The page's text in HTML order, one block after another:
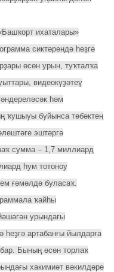
ихаталары»
сиктәрендә һеҙгә
өсөн урын, туҡталҡа
видеокүҙәтеү
һәм
ҡушыуы буйынса төбәктең
эштәргә
сумма – 1,7 миллиард
һум тотоноу
ғәмәлдә буласаҡ.
ҡайһы
урындағы
һеҙгә артабанғы йылдарға
Бының өсөн торлаҡ
хакимиәт вәкилдәре